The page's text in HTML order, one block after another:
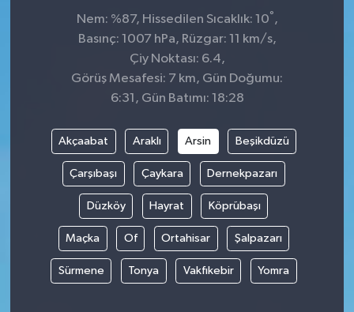
Nem: %87, Hissedilen Sıcaklık: 10°,
Basınç: 1007 hPa, Rüzgar: 11 km/s,
Çiy Noktası: 6.4,
Görüş Mesafesi: 7 km, Gün Doğumu:
6:31, Gün Batımı: 18:28
Akçaabat Araklı Arsin Beşikdüzü
Çarşıbaşı Çaykara Dernekpazarı
Düzköy Hayrat Köprübaşı
Maçka Of Ortahisar Şalpazarı
Sürmene Tonya Vakfıkebir Yomra